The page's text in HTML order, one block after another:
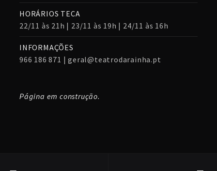
HORÁRIOS TECA
22/11 às 21h | 23/11 às 19h | 24/11 às 16h
INFORMAÇÕES
966 186 871 | geral@teatrodarainha.pt
Página em construção.